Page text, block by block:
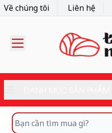
Về chúng tôi Liên hệ